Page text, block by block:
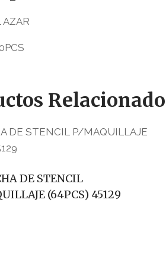
AZAR
DE STENCIL
(64PCS) 45129